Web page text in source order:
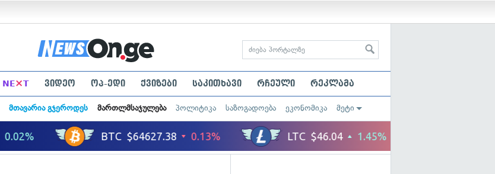
NE×T ვიდეო ოპ-ედი ქვიზები საკითხავი რჩეული რეკლამა
მთავარია გჯეროდეს მართლმსაჯულება პოლიტიკა საზოგადოება ეკონომიკა მეტი